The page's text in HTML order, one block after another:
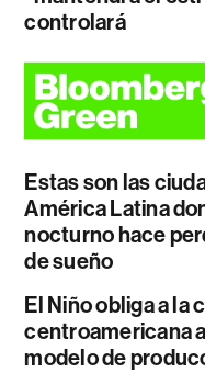
controlará
Estas son las
América Latina
nocturno hace
de sueño
El Niño obliga a la
centroamericana
modelo de